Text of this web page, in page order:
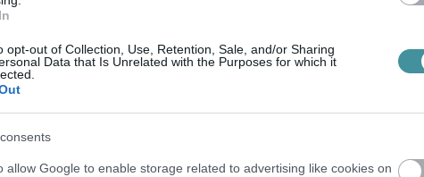
opt-out of Collection, Use, Retention, Sale, and/or Sharing
Data that Is Unrelated with the Purposes for which it
allow Google to enable storage related to advertising like cookies on
amivel este érdemes
is lehet majd horgászni a kijárási
miniszterelnök azt mondta, hogy maguk
formában szeretnének
szerint jobban tudja majd húzni az ország